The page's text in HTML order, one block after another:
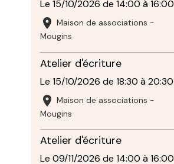
Le 15/10/2026 de 14:00 à 16:00
Maison de associations -
Mougins
Atelier d'écriture
Le 15/10/2026 de 18:30 à 20:30
Maison de associations -
Mougins
Atelier d'écriture
Le 09/11/2026 de 14:00 à 16:00